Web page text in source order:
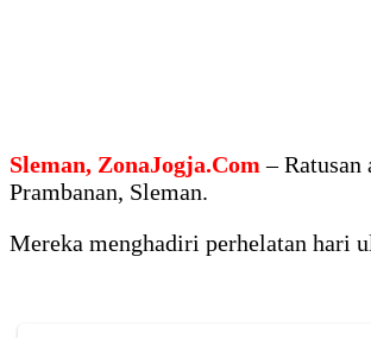
Sleman, ZonaJogja.Com – Ratusan
Prambanan, Sleman.
Mereka menghadiri perhelatan hari